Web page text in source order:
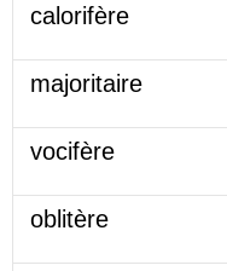
calorifère
majoritaire
vocifère
oblitère